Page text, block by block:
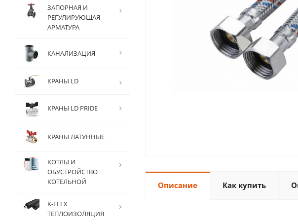
Описание Как купить
ЗАПОРНАЯ И
РЕГУЛИРУЮЩАЯ
АРМАТУРА
КАНАЛИЗАЦИЯ
КРАНЫ LD
КРАНЫ LD PRIDE
КРАНЫ ЛАТУННЫЕ
КОТЛЫ И
ОБУСТРОЙСТВО
КОТЕЛЬНОЙ
K-FLEX
ТЕПЛОИЗОЛЯЦИЯ